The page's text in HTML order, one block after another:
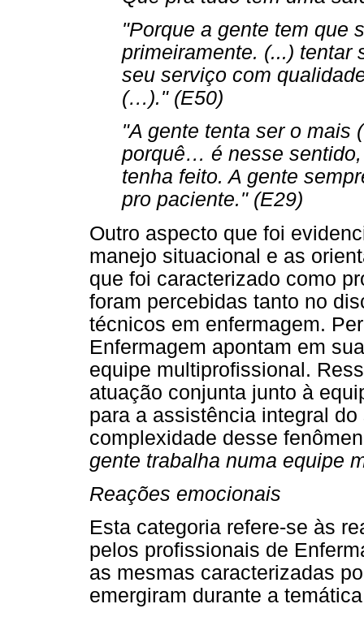
"Porque a gente tem que
primeiramente. (...) tentar
seu serviço com
(… )." (E50)
"A gente tenta ser o mais
porquê… é nesse
tenha feito. A gente
pro paciente." (E29)
Outro aspecto que foi
manejo situacional e as
que foi caracterizado como
foram percebidas tanto no
técnicos em enfermagem.
Enfermagem apontam em
equipe multiprofissional.
atuação conjunta junto à
para a assistência integral
complexidade desse
gente trabalha numa equipe
Reações emocionais
Esta categoria refere-se às
pelos profissionais de
as mesmas caracterizadas
emergiram durante a